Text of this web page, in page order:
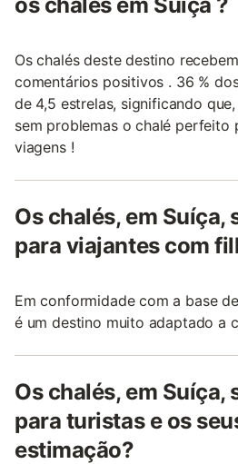
Os chalés deste destino
comentários positivos . 36 %
de 4,5 estrelas, significando
sem problemas o chalé perfeito
viagens !
Os chalés, em Suíça,
para viajantes com
Em conformidade com a base
é um destino muito adaptado a
Os chalés, em Suíça,
para turistas e os
estimação?